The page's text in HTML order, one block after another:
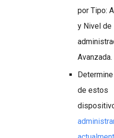
por Tipo:
y Nivel de
Avanzada.
de estos